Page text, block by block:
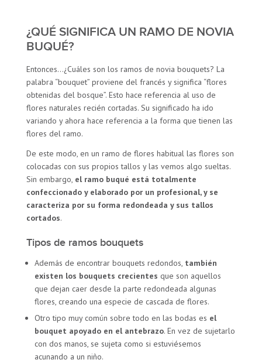
¿QUÉ SIGNIFICA UN RAMO DE NOVIA
BUQUÉ?
Entonces…¿Cuáles son los ramos de novia bouquets? La
palabra “bouquet” proviene del francés y significa “flores
obtenidas del bosque”. Esto hace referencia al uso de
flores naturales recién cortadas. Su significado ha ido
variando y ahora hace referencia a la forma que tienen las
flores del ramo.
De este modo, en un ramo de flores habitual las flores son
colocadas con sus propios tallos y las vemos algo sueltas.
Sin embargo, el ramo buqué está totalmente
confeccionado y elaborado por un profesional, y se
caracteriza por su forma redondeada y sus tallos
cortados.
Tipos de ramos bouquets
Además de encontrar bouquets redondos, también
existen los bouquets crecientes que son aquellos
que dejan caer desde la parte redondeada algunas
flores, creando una especie de cascada de flores.
Otro tipo muy común sobre todo en las bodas es el
bouquet apoyado en el antebrazo. En vez de sujetarlo
con dos manos, se sujeta como si estuviésemos
acunando a un niño.